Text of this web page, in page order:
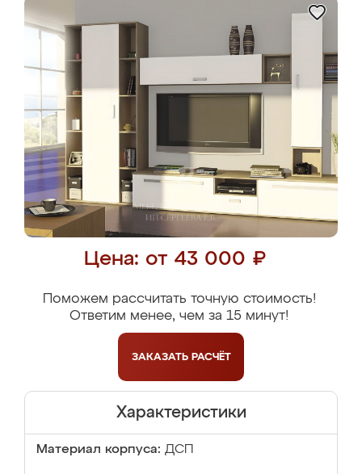
Цена: от 43 000 ₽
Поможем рассчитать точную стоимость!
Ответим менее, чем за 15 минут!
ЗАКАЗАТЬ РАСЧЁТ
Характеристики
Материал корпуса: ДСП